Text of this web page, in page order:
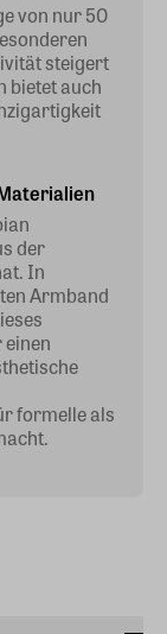
von nur 50
steigert
bietet auch
der
In
Armband
formelle als